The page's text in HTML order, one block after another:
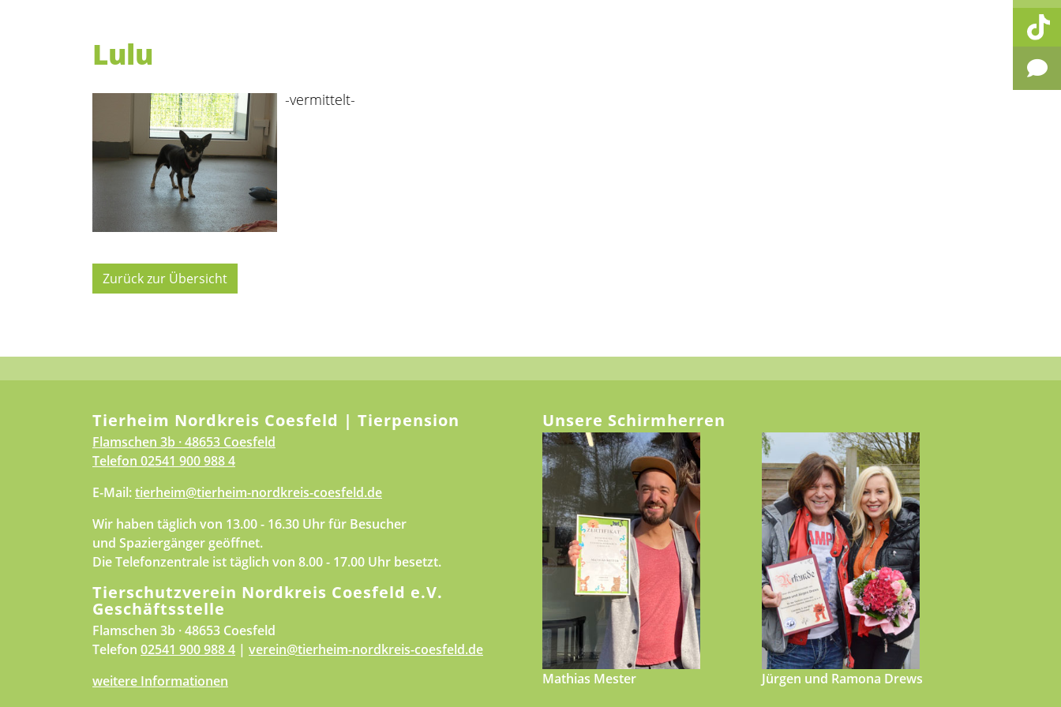
Lulu
-vermittelt-
Zurück zur Übersicht
Tierheim Nordkreis Coesfeld | Tierpension
Flamschen 3b · 48653 Coesfeld
Telefon 02541 900 988 4
E-Mail:tierheim@tierheim-nordkreis-coesfeld.de
Wir haben täglich von 13.00 - 16.30 Uhr für Besucher
und Spaziergänger geöffnet.
Die Telefonzentrale ist täglich von 8.00 - 17.00 Uhr besetzt.
Tierschutzverein Nordkreis Coesfeld e.V.
Geschäftsstelle
Flamschen 3b · 48653 Coesfeld
Telefon 02541 900 988 4 | verein@tierheim-nordkreis-coesfeld.de
weitere Informationen
Unsere Schirmherren
Mathias Mester Jürgen und Ramona Drews